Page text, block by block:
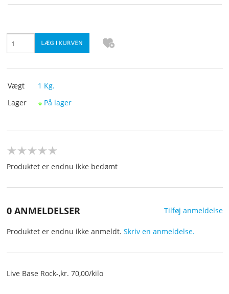
BESTIL
TILBUD
SØGNING
KUNDECENTER
Vægt 1 Kg.
Lager
På lager
Produktet er endnu ikke bedømt
0 ANMELDELSER Tilføj anmeldelse
Produktet er endnu ikke anmeldt. Skriv en anmeldelse.
Live Base Rock-,kr. 70,00/kilo